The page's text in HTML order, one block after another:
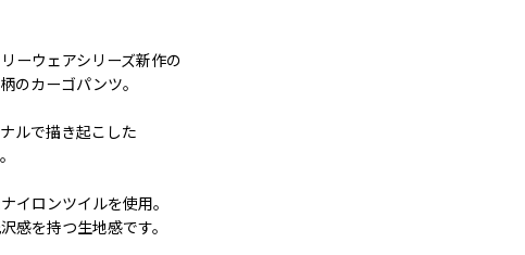
ーウェアシリーズ新作の
のカーゴパンツ。
ルで描き起こした
イロンツイルを使用。
感を持つ生地感です。